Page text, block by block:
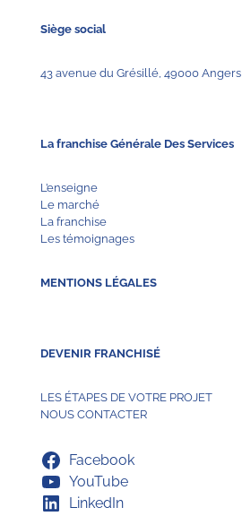
Siège social
43 avenue du Grésillé, 49000 Angers
La franchise Générale Des Services
L’enseigne
Le marché
La franchise
Les témoignages
MENTIONS LÉGALES
DEVENIR FRANCHISÉ
LES ÉTAPES DE VOTRE PROJET
NOUS CONTACTER
Facebook
YouTube
LinkedIn